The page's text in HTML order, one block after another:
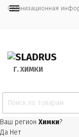
Организационная
Г. ХИМКИ
Ваш регион Химки?
Да Нет